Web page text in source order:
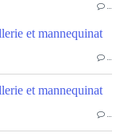
…
et mannequinat
…
et mannequinat
…